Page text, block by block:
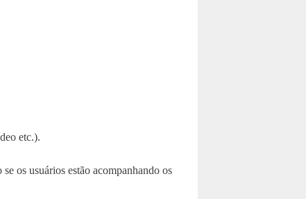
etc.).
os usuários estão acompanhando os